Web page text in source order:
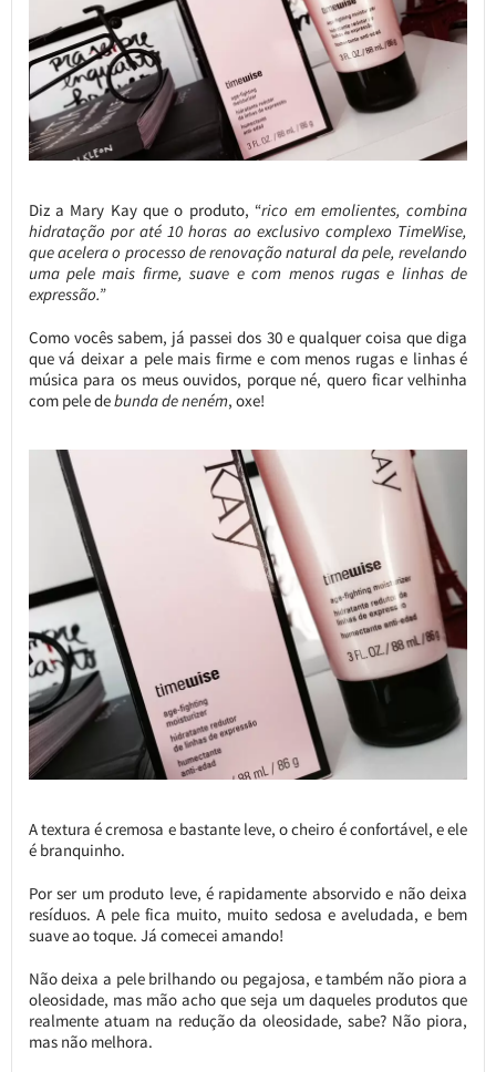
Diz a Mary Kay que o produto, “rico em emolientes, combina
hidratação por até 10 horas ao exclusivo complexo TimeWise,
que acelera o processo de renovação natural da pele, revelando
uma pele mais firme, suave e com menos rugas e linhas de
expressão.”
Como vocês sabem, já passei dos 30 e qualquer coisa que diga
que vá deixar a pele mais firme e com menos rugas e linhas é
música para os meus ouvidos, porque né, quero ficar velhinha
com pele debunda de neném, oxe!
A textura é cremosa e bastante leve, o cheiro é confortável, e ele
é branquinho.
Por ser um produto leve, é rapidamente absorvido e não deixa
resíduos. A pele fica muito, muito sedosa e aveludada, e bem
suave ao toque. Já comecei amando!
Não deixa a pele brilhando ou pegajosa, e também não piora a
oleosidade, mas mão acho que seja um daqueles produtos que
realmente atuam na redução da oleosidade, sabe? Não piora,
mas não melhora.